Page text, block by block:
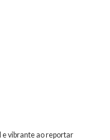
e vibrante ao reportar